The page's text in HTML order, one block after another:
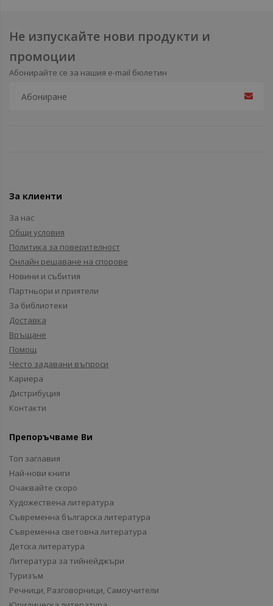
Не изпускайте нови продукти и
промоции
Абонирайте се за нашия e-mail бюлетин
За клиенти
За нас
Общи условия
Политика за поверителност
Онлайн решаване на спорове
Новини и събития
Партньори и приятели
За библиотеки
Доставка
Връщане
Помощ
Често задавани въпроси
Кариера
Дистрибуция
Контакти
Препоръчваме Ви
Топ заглавия
Най-нови книги
Очаквайте скоро
Художествена литература
Съвременна българска литература
Съвременна световна литература
Детска литература
Литература за тийнейджъри
Туризъм
Речници, Разговорници, Самоучители